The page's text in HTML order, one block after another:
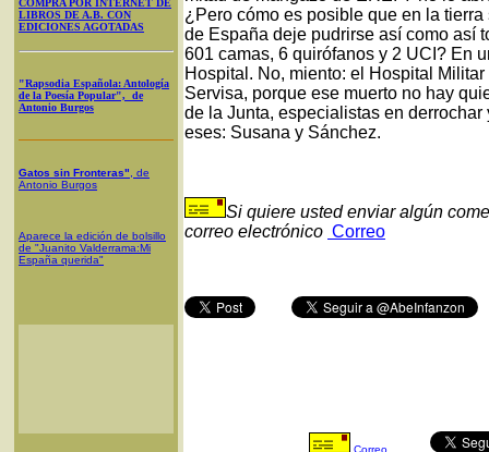
LIBROS DE A.B. CON
EDICIONES AGOTADAS
"Rapsodia Española: Antología
de la Poesía Popular", de
Antonio Burgos
Gatos sin Fronteras" , de
Antonio Burgos
Aparece la edición de bolsillo
de "Juanito Valderrama:Mi
España querida"
¿Pero cómo es posible que en la
de España deje pudrirse así como así
601 camas, 6 quirófanos y 2 UCI? En
Hospital. No, miento: el Hospital
Servisa, porque ese muerto no hay
de la Junta, especialistas en
eses: Susana y Sánchez.
Si quiere usted enviar algún
correo electrónico Correo
Correo